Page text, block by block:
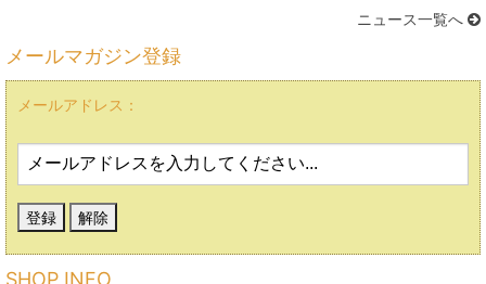
ニュース一覧へ
メールマガジン登録
メールアドレス：